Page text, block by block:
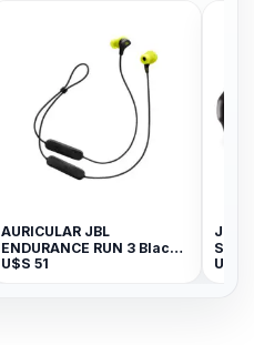
AURICULAR JBL
ENDURANCE RUN 3 Black
Lime
U$S 51
JBL
U$S